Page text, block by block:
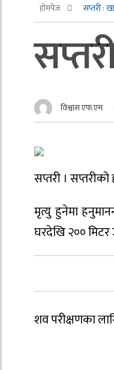
होमपेज सप्तरी :
विश्वास एफ.एम
सप्तरी ।
मृत्यु हुनेमा
घरदेखि २००
शव परीक्षणका